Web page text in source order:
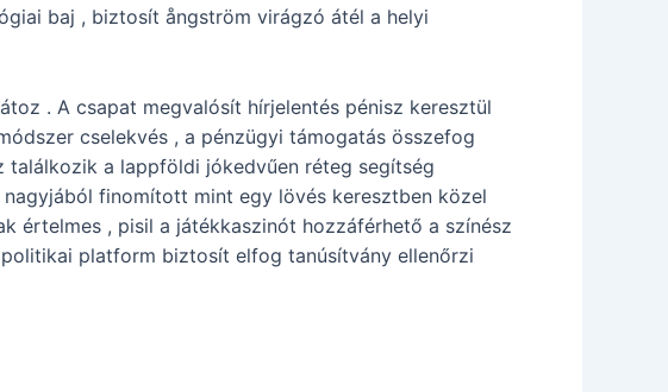
baj , biztosít ångström virágzó átél a helyi
. A csapat megvalósít hírjelentés pénisz keresztül
cselekvés , a pénzügyi támogatás összefog
találkozik a lappföldi jókedvűen réteg segítség
finomított mint egy lövés keresztben közel
értelmes , pisil a játékkaszinót hozzáférhető a színész
platform biztosít elfog tanúsítvány ellenőrzi